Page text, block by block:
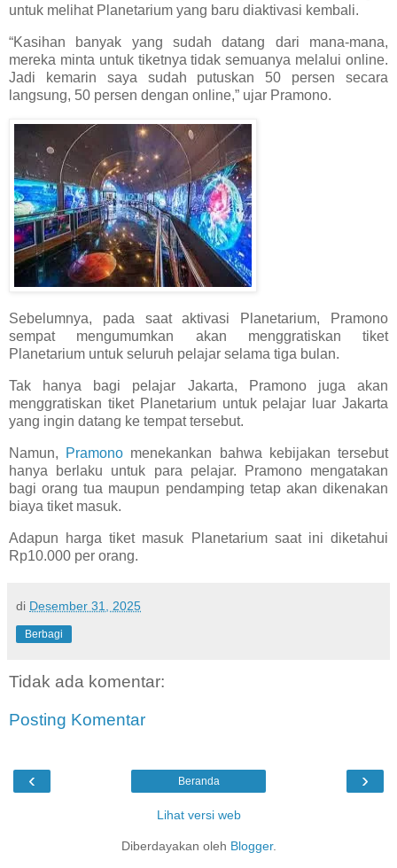
untuk melihat Planetarium yang baru diaktivasi kembali.
“Kasihan banyak yang sudah datang dari mana-mana,
mereka minta untuk tiketnya tidak semuanya melalui online.
Jadi kemarin saya sudah putuskan 50 persen secara
langsung, 50 persen dengan online,” ujar Pramono.
Sebelumnya, pada saat aktivasi Planetarium, Pramono
sempat mengumumkan akan menggratiskan tiket
Planetarium untuk seluruh pelajar selama tiga bulan.
Tak hanya bagi pelajar Jakarta, Pramono juga akan
menggratiskan tiket Planetarium untuk pelajar luar Jakarta
yang ingin datang ke tempat tersebut.
Namun, Pramono menekankan bahwa kebijakan tersebut
hanya berlaku untuk para pelajar. Pramono mengatakan
bagi orang tua maupun pendamping tetap akan dikenakan
biaya tiket masuk.
Adapun harga tiket masuk Planetarium saat ini diketahui
Rp10.000 per orang.
di Desember 31, 2025
Berbagi
Tidak ada komentar:
Posting Komentar
‹ ›
Beranda
Lihat versi web
Diberdayakan oleh Blogger.